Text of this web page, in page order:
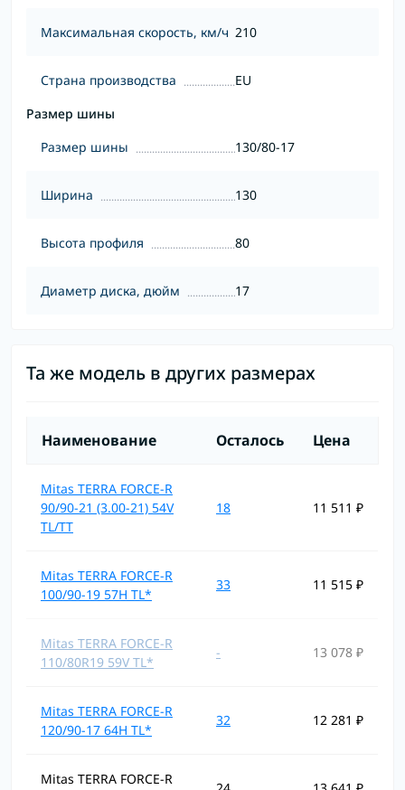
Максимальная скорость, км/ч 210
Страна производства
EU
Размер шины
Размер шины
130/80-17
Ширина 130
Высота профиля 80
Диаметр диска, дюйм 17
Та же модель в других размерах
Наименование Осталось Цена
Mitas TERRA FORCE-R
90/90-21 (3.00-21) 54V
TL/TT
18 11 511 ₽
Mitas TERRA FORCE-R
100/90-19 57H TL*
33 11 515 ₽
Mitas TERRA FORCE-R
110/80R19 59V TL*
- 13 078 ₽
Mitas TERRA FORCE-R
120/90-17 64H TL*
32 12 281 ₽
Mitas TERRA FORCE-R